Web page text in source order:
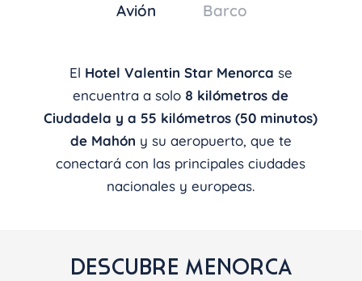
Avión
Barco
El Hotel Valentin Star Menorca se
encuentra a solo 8 kilómetros de
Ciudadela y a 55 kilómetros (50 minutos)
de Mahón y su aeropuerto, que te
conectará con las principales ciudades
nacionales y europeas.
DESCUBRE MENORCA